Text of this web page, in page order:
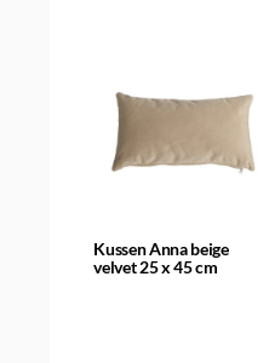
Kussen Anna beige
velvet 25 x 45 cm